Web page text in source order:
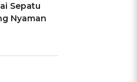
Sepatu
Nyaman